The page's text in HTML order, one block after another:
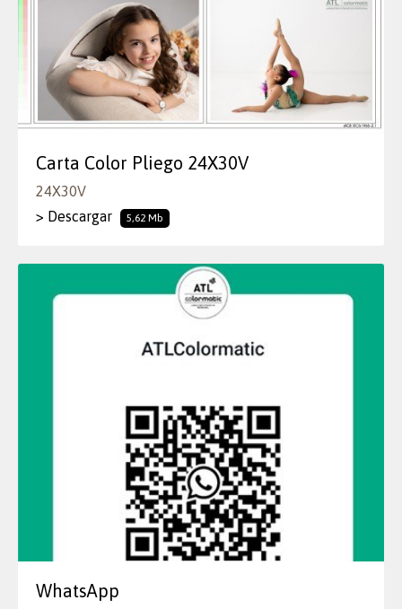
Carta Color Pliego 24X30V
24X30V
> Descargar
5,62 Mb
WhatsApp